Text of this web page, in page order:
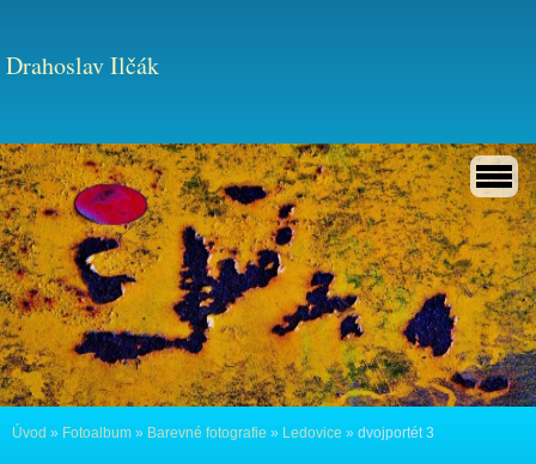
Drahoslav Ilčák
Úvod » Fotoalbum » Barevné fotografie » Ledovice » dvojportét 3